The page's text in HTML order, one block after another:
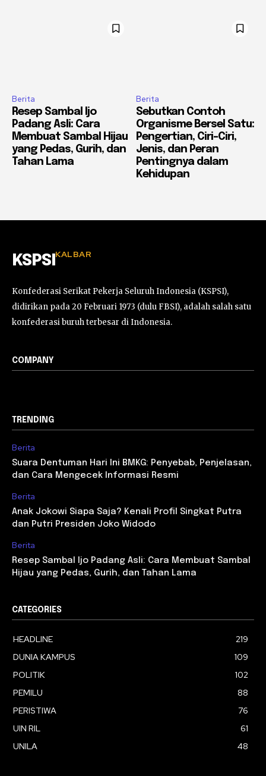
Berita
Resep Sambal Ijo
Padang Asli: Cara
Membuat Sambal Hijau
yang Pedas, Gurih, dan
Tahan Lama
Berita
Sebutkan Contoh
Organisme Bersel Satu:
Pengertian, Ciri-Ciri,
Jenis, dan Peran
Pentingnya dalam
Kehidupan
KSPSI KALBAR
Konfederasi Serikat Pekerja Seluruh Indonesia (KSPSI),
didirikan pada 20 Februari 1973 (dulu FBSI), adalah salah satu
konfederasi buruh terbesar di Indonesia.
COMPANY
TRENDING
Berita
Suara Dentuman Hari Ini BMKG: Penyebab, Penjelasan,
dan Cara Mengecek Informasi Resmi
Berita
Anak Jokowi Siapa Saja? Kenali Profil Singkat Putra
dan Putri Presiden Joko Widodo
Berita
Resep Sambal Ijo Padang Asli: Cara Membuat Sambal
Hijau yang Pedas, Gurih, dan Tahan Lama
CATEGORIES
HEADLINE
219
DUNIA KAMPUS
109
POLITIK
102
PEMILU
88
PERISTIWA
76
UIN RIL
61
UNILA
48